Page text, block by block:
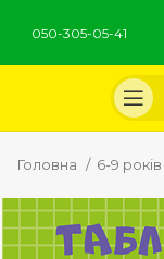
050-305-05-41
Головна 6-9 років